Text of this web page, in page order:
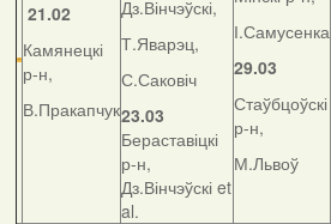
21.02
Камянецкі
р-н,
В.Пракапчук
Дз.Вінчэўскі,
Т.Яварэц,
С.Саковіч
23.03
Бераставіцкі
р-н,
Дз.Вінчэўскі et
al.
І.Самусенка
29.03
Стаўбцоўскі
р-н,
М.Львоў